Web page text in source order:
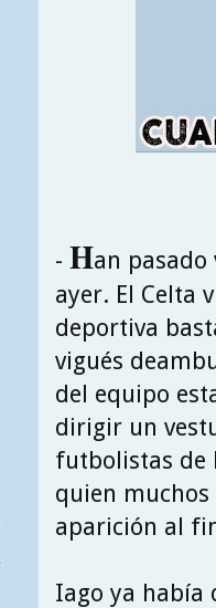
- Han
ayer. El Celta
deportiva
vigués
del equipo
dirigir un
futbolistas de
quien
aparición al
Iago ya había